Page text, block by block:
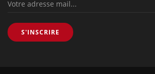
S'INSCRIRE